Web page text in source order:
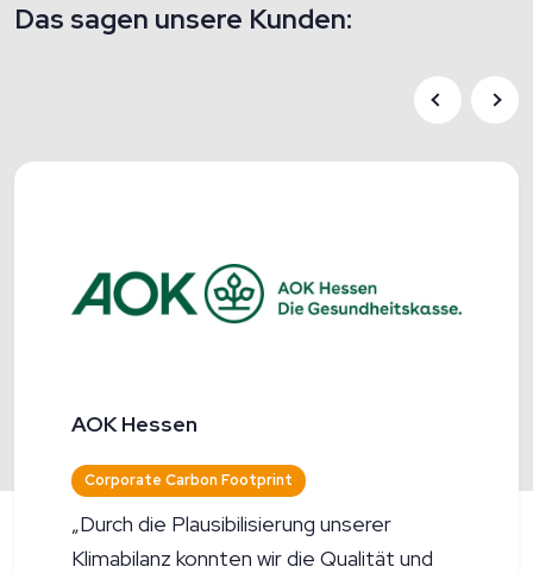
Das sagen unsere Kunden:
AOK Hessen
Corporate Carbon Footprint
„Durch die Plausibilisierung unserer
Klimabilanz konnten wir die Qualität und